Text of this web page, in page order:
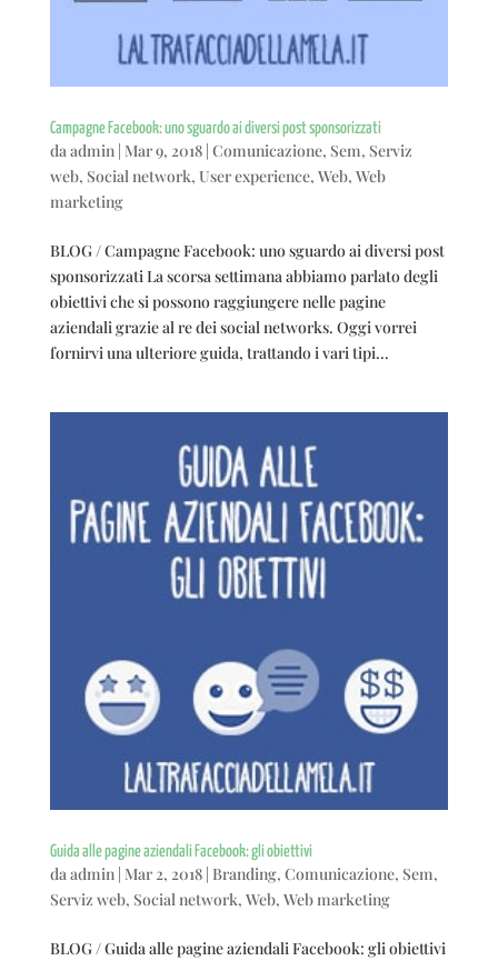
Campagne Facebook: uno sguardo ai diversi post sponsorizzati
da admin| Mar 9, 2018| Comunicazione, Sem, Serviz
web, Social network, User experience, Web, Web
marketing
BLOG / Campagne Facebook: uno sguardo ai diversi post
sponsorizzati La scorsa settimana abbiamo parlato degli
obiettivi che si possono raggiungere nelle pagine
aziendali grazie al re dei social networks. Oggi vorrei
fornirvi una ulteriore guida, trattando i vari tipi...
Guida alle pagine aziendali Facebook: gli obiettivi
daadmin| Mar 2, 2018| Branding, Comunicazione, Sem,
Serviz web, Social network, Web, Web marketing
BLOG / Guida alle pagine aziendali Facebook: gli obiettivi